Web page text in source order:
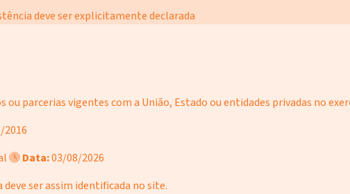
deve ser explicitamente declarada
ou parcerias vigentes com a União, Estado ou entidades privadas no
2016
Data:03/08/2026
ser assim identificada no site.